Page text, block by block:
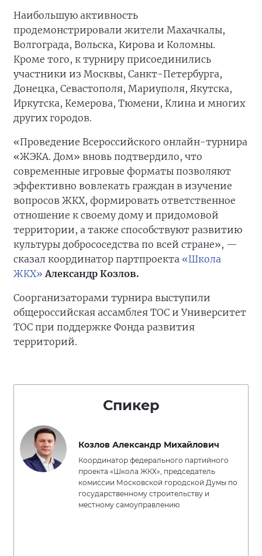
Наибольшую активность
продемонстрировали жители Махачкалы,
Волгограда, Вольска, Кирова и Коломны.
Кроме того, к турниру присоединились
участники из Москвы, Санкт-Петербурга,
Донецка, Севастополя, Мариуполя, Якутска,
Иркутска, Кемерова, Тюмени, Клина и многих
других городов.
«Проведение Всероссийского онлайн-турнира
«ЖЭКА. Дом» вновь подтвердило, что
современные игровые форматы позволяют
эффективно вовлекать граждан в изучение
вопросов ЖКХ, формировать ответственное
отношение к своему дому и придомовой
территории, а также способствуют развитию
культуры добрососедства по всей стране», —
сказал координатор партпроекта «Школа
ЖКХ» Александр Козлов.
Соорганизаторами турнира выступили
общероссийская ассамблея ТОС и Университет
ТОС при поддержке Фонда развития
территорий.
Спикер
Козлов Александр Михайлович
Координатор федерального партийного
проекта «Школа ЖКХ», председатель
комиссии Московской городской Думы по
государственному строительству и
местному самоуправлению